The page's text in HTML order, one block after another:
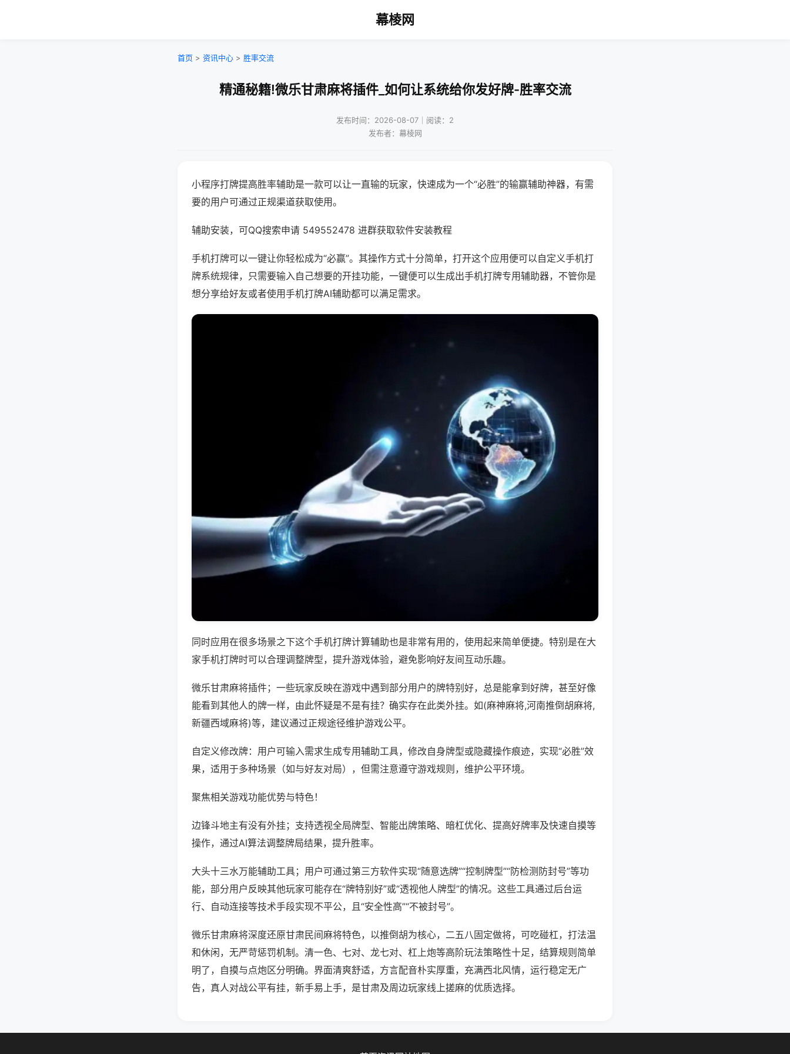
幕棱网
首页 > 资讯中心 > 胜率交流
精通秘籍!微乐甘肃麻将插件_如何让系统给你发好牌-胜率交流
发布时间：2026-08-07｜阅读：2
发布者：幕棱网
小程序打牌提高胜率辅助是一款可以让一直输的玩家，快速成为一个“必胜”的输赢辅助神器，有需
要的用户可通过正规渠道获取使用。
辅助安装，可QQ搜索申请 549552478 进群获取软件安装教程
手机打牌可以一键让你轻松成为“必赢”。其操作方式十分简单，打开这个应用便可以自定义手机打
牌系统规律，只需要输入自己想要的开挂功能，一键便可以生成出手机打牌专用辅助器，不管你是
想分享给好友或者使用手机打牌AI辅助都可以满足需求。
同时应用在很多场景之下这个手机打牌计算辅助也是非常有用的，使用起来简单便捷。特别是在大
家手机打牌时可以合理调整牌型，提升游戏体验，避免影响好友间互动乐趣。
微乐甘肃麻将插件；一些玩家反映在游戏中遇到部分用户的牌特别好，总是能拿到好牌，甚至好像
能看到其他人的牌一样，由此怀疑是不是有挂？确实存在此类外挂。如(麻神麻将,河南推倒胡麻将,
新疆西域麻将)等，建议通过正规途径维护游戏公平。
自定义修改牌：用户可输入需求生成专用辅助工具，修改自身牌型或隐藏操作痕迹，实现“必胜”效
果，适用于多种场景（如与好友对局），但需注意遵守游戏规则，维护公平环境。
聚焦相关游戏功能优势与特色！
边锋斗地主有没有外挂；支持透视全局牌型、智能出牌策略、暗杠优化、提高好牌率及快速自摸等
操作，通过AI算法调整牌局结果，提升胜率。
大头十三水万能辅助工具；用户可通过第三方软件实现“随意选牌”“控制牌型”“防检测防封号”等功
能，部分用户反映其他玩家可能存在“牌特别好”或“透视他人牌型”的情况。这些工具通过后台运
行、自动连接等技术手段实现不平公，且“安全性高”“不被封号”。
微乐甘肃麻将深度还原甘肃民间麻将特色，以推倒胡为核心，二五八固定做将，可吃碰杠，打法温
和休闲，无严苛惩罚机制。清一色、七对、龙七对、杠上炮等高阶玩法策略性十足，结算规则简单
明了，自摸与点炮区分明确。界面清爽舒适，方言配音朴实厚重，充满西北风情，运行稳定无广
告，真人对战公平有挂，新手易上手，是甘肃及周边玩家线上搓麻的优质选择。